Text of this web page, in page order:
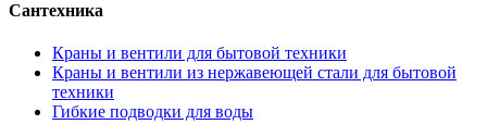
Сантехника
Краны и вентили для бытовой техники
Краны и вентили из нержавеющей стали для бытовой
техники
Гибкие подводки для воды